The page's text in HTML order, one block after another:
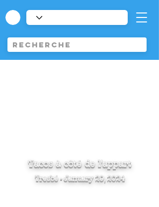
Tacos à côté de l'appart
Tresbé - January 29, 2024